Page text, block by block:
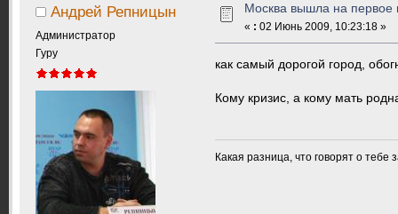
Андрей Репницын
Администратор
Гуру
Москва вышла на первое
« : 02 Июнь 2009, 10:23:18 »
как самый дорогой город,
Кому кризис, а кому мать
Какая разница, что говорят о